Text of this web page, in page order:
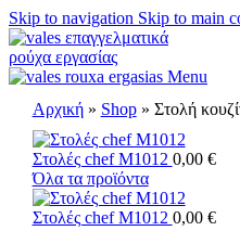
Skip to navigation Skip to main
Menu
Αρχική» Shop» Στολή
Στολές chef M1012 0,00 €
Όλα τα προϊόντα
Στολές chef M1012 0,00 €